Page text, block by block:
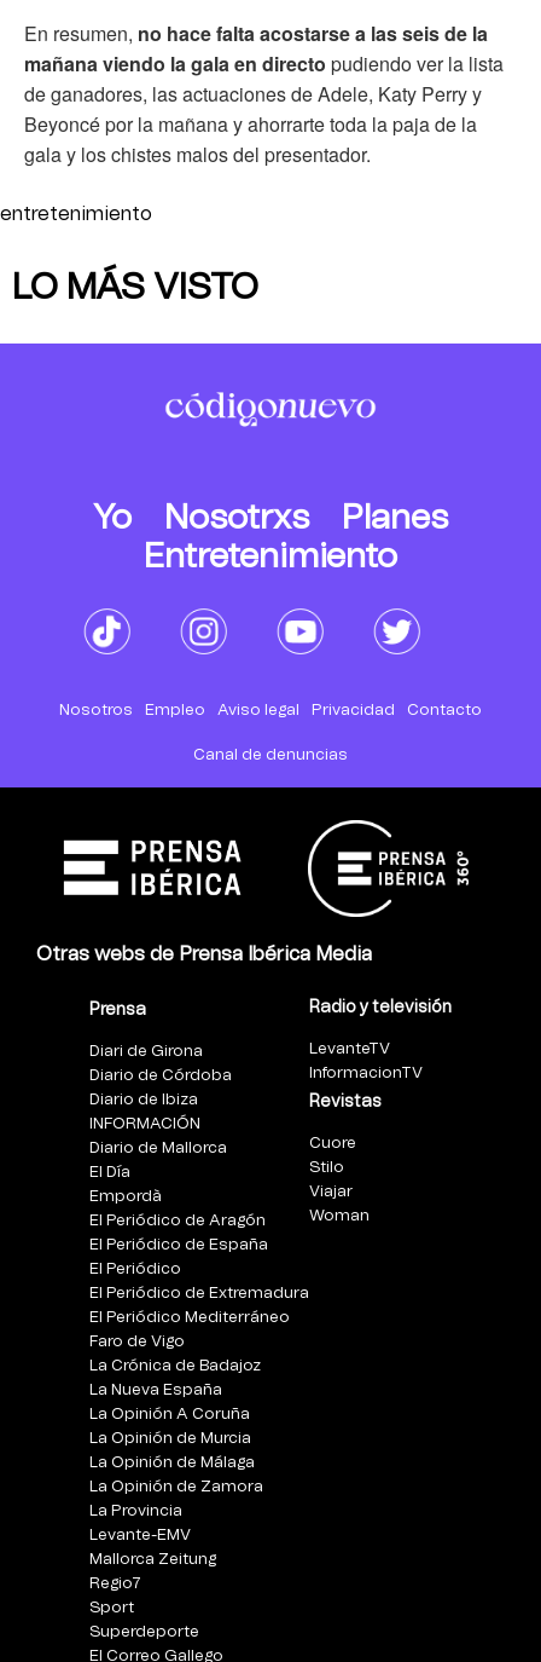
En resumen, no hace falta acostarse a las seis de la
mañana viendo la gala en directo pudiendo ver la lista
de ganadores, las actuaciones de Adele, Katy Perry y
Beyoncé por la mañana y ahorrarte toda la paja de la
gala y los chistes malos del presentador.
entretenimiento
LO MÁS VISTO
Yo Nosotrxs
Planes
Entretenimiento
Nosotros Empleo Aviso legal Privacidad Contacto
Canal de denuncias
Otras webs de Prensa Ibérica Media
Prensa
Diari de Girona
Diario de Córdoba
Diario de Ibiza
INFORMACIÓN
Diario de Mallorca
El Día
Empordà
El Periódico de Aragón
El Periódico de España
El Periódico
El Periódico de Extremadura
El Periódico Mediterráneo
Faro de Vigo
La Crónica de Badajoz
La Nueva España
La Opinión A Coruña
La Opinión de Murcia
La Opinión de Málaga
La Opinión de Zamora
La Provincia
Levante-EMV
Mallorca Zeitung
Regio7
Sport
Superdeporte
El Correo Gallego
Radio y televisión
LevanteTV
InformacionTV
Revistas
Cuore
Stilo
Viajar
Woman